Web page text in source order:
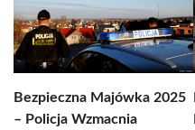
Bezpieczna Majówka 2025
– Policja Wzmacnia